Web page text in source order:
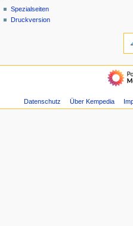
n
e
Spezialseiten
Druckversion
Datenschutz Über Kempedia